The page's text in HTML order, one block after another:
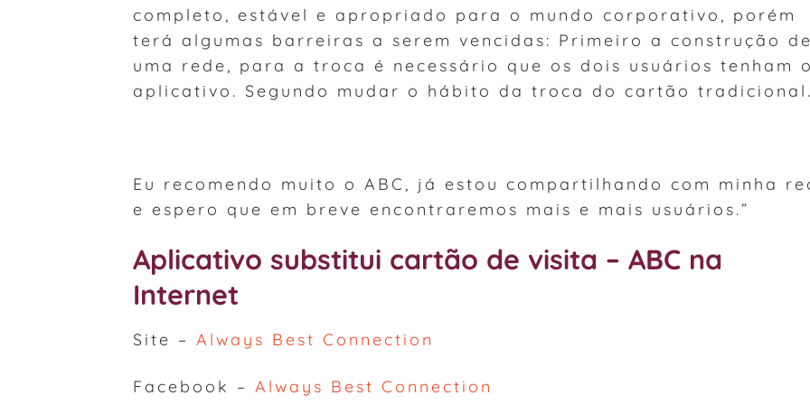
completo, estável e apropriado para o mundo corporativo, porém
terá algumas barreiras a serem vencidas: Primeiro a construção de
uma rede, para a troca é necessário que os dois usuários tenham o
aplicativo. Segundo mudar o hábito da troca do cartão tradicional.
Eu recomendo muito o ABC, já estou compartilhando com minha
e espero que em breve encontraremos mais e mais usuários.”
Aplicativo substitui cartão de visita – ABC na
Internet
Site – Always Best Connection
Facebook – Always Best Connection